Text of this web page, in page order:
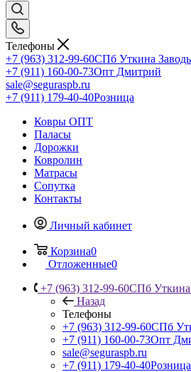
Телефоны
+7 (963) 312-99-60СПб Уткина Заводь
+7 (911) 160-00-73Опт Дмитрий
sale@seguraspb.ru
+7 (911) 179-40-40Розница
Ковры ОПТ
Паласы
Дорожки
Ковролин
Матрасы
Сопутка
Контакты
Личный кабинет
Корзина0
Отложенные0
+7 (963) 312-99-60СПб Уткина
Назад
Телефоны
+7 (963) 312-99-60СПб
+7 (911) 160-00-73Опт
sale@seguraspb.ru
+7 (911) 179-40-40Розница